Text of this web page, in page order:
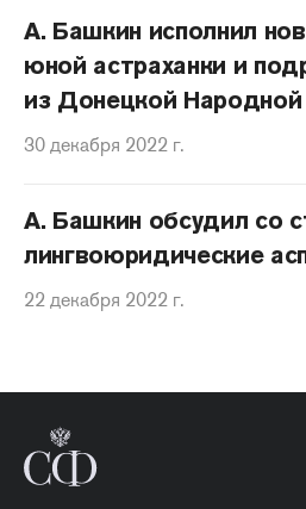
А. Башкин исполнил
юной астраханки и
из Донецкой Народной
30 декабря 2022 г.
А. Башкин обсудил со
лингвоюридические
22 декабря 2022 г.